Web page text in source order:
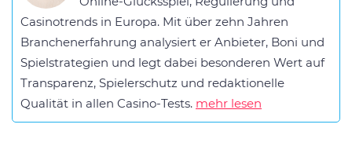
Casinotrends in Europa. Mit über zehn Jahren
Branchenerfahrung analysiert er Anbieter, Boni und
Spielstrategien und legt dabei besonderen Wert auf
Transparenz, Spielerschutz und redaktionelle
Qualität in allen Casino-Tests. mehr lesen